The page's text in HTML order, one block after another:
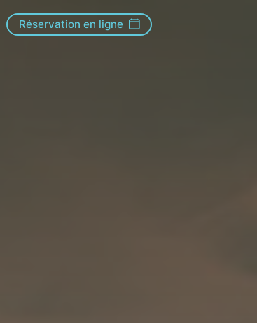
Réservation en ligne